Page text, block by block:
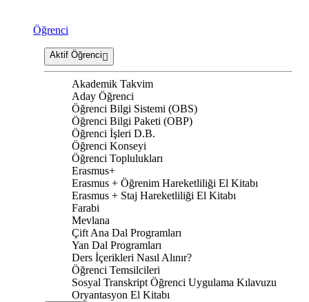
Öğrenci
Aktif Öğrenci
Akademik Takvim
Aday Öğrenci
Öğrenci Bilgi Sistemi (OBS)
Öğrenci Bilgi Paketi (OBP)
Öğrenci İşleri D.B.
Öğrenci Konseyi
Öğrenci Toplulukları
Erasmus+
Erasmus + Öğrenim Hareketliliği El Kitabı
Erasmus + Staj Hareketliliği El Kitabı
Farabi
Mevlana
Çift Ana Dal Programları
Yan Dal Programları
Ders İçerikleri Nasıl Alınır?
Öğrenci Temsilcileri
Sosyal Transkript Öğrenci Uygulama Kılavuzu
Oryantasyon El Kitabı